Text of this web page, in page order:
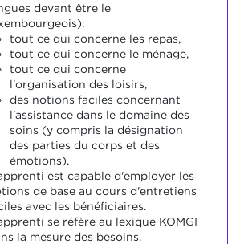
devant être le
tout ce qui concerne les repas,
tout ce qui concerne le ménage,
tout ce qui concerne
l'organisation des loisirs,
des notions faciles concernant
l'assistance dans le domaine des
soins (y compris la désignation
des parties du corps et des
émotions).
est capable d'employer les
de base au cours d'entretiens
avec les bénéficiaires.
se réfère au lexique KOMGI
la mesure des besoins.